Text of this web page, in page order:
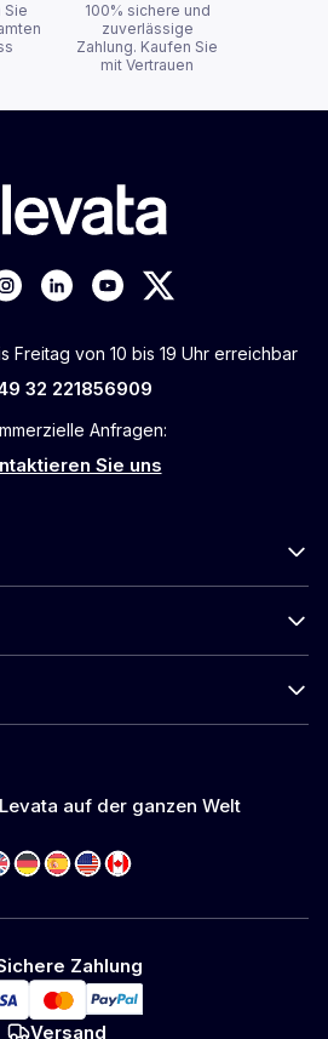
Sie
100% sichere und
zuverlässige
Zahlung. Kaufen Sie
mit Vertrauen
Freitag von 10 bis 19 Uhr erreichbar
32 221856909
Anfragen:
Sie uns
auf der ganzen Welt
Zahlung
Versand